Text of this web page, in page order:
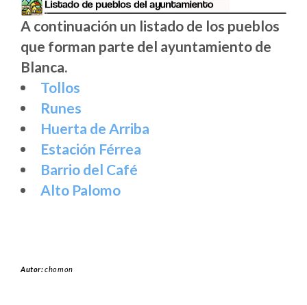
A continuación un listado de los pueblos
que forman parte del ayuntamiento de
Blanca.
Tollos
Runes
Huerta de Arriba
Estación Férrea
Barrio del Café
Alto Palomo
Autor:chomon